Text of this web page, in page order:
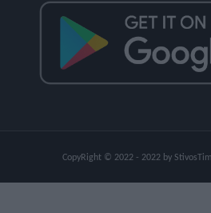
CopyRight © 2022 - 2022 by